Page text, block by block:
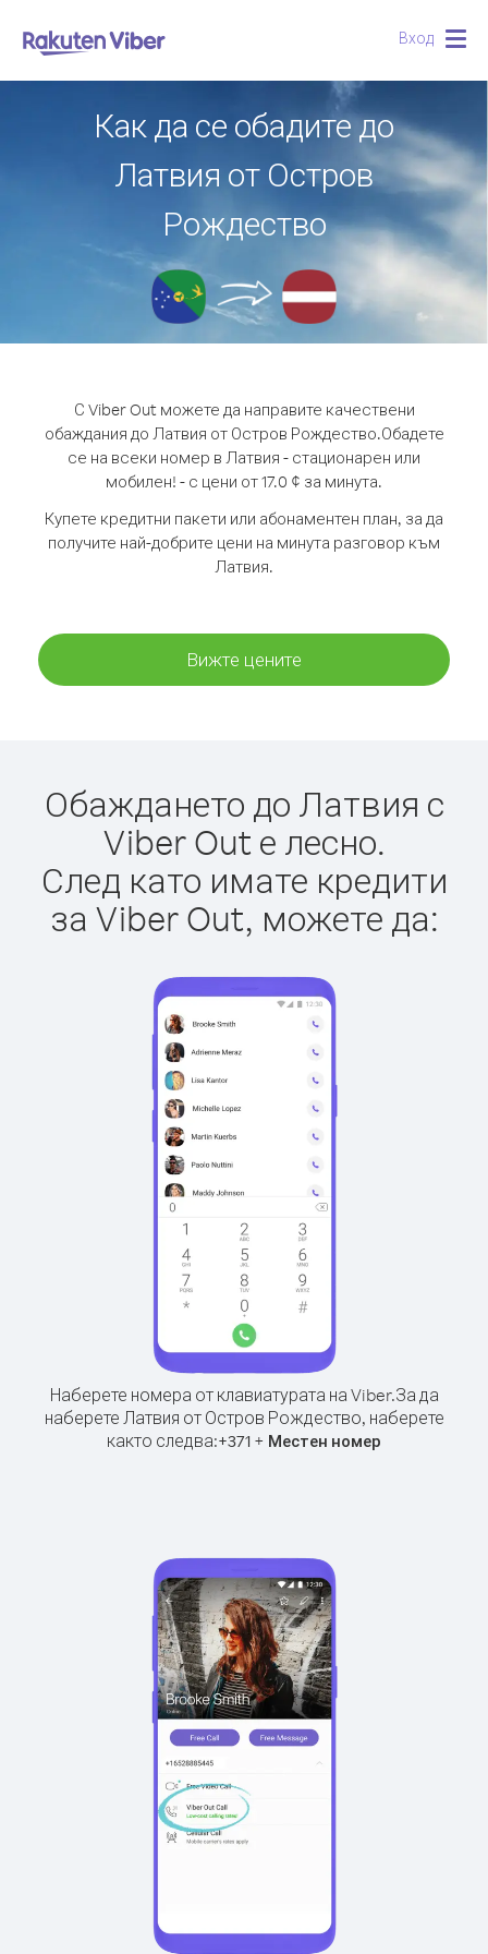
Вход
Как да се обадите до
Латвия от Остров
Рождество
С Viber Out можете да направите качествени
обаждания до Латвия от Остров Рождество.Обадете
се на всеки номер в Латвия - стационарен или
мобилен! - с цени от 17.0 ¢ за минута.
Купете кредитни пакети или абонаментен план, за да
получите най-добрите цени на минута разговор към
Латвия.
Вижте цените
Обаждането до Латвия с
Viber Out е лесно.
След като имате кредити
за Viber Out, можете да:
Наберете номера от клавиатурата на Viber.За да
наберете Латвия от Остров Рождество, наберете
както следва:+371 + Местен номер